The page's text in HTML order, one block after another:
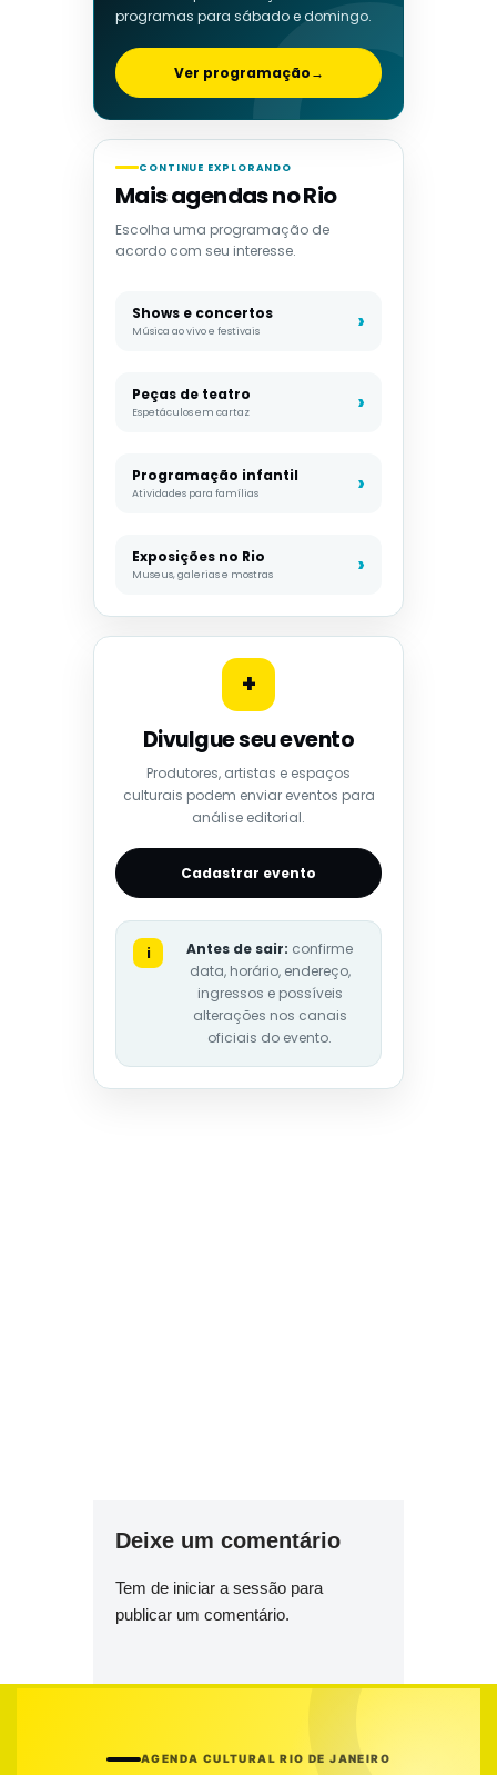
programas para sábado e domingo.
Ver programação→
CONTINUE EXPLORANDO
Mais agendas no Rio
Escolha uma programação de
acordo com seu interesse.
Shows e concertos
Música ao vivo e festivais
Peças de teatro
Espetáculos em cartaz
Programação infantil
Atividades para famílias
Exposições no Rio
Museus, galerias e mostras
+
Divulgue seu evento
Produtores, artistas e espaços
culturais podem enviar eventos para
análise editorial.
Cadastrar evento
i Antes de sair: confirme
data, horário, endereço,
ingressos e possíveis
alterações nos canais
oficiais do evento.
Deixe um comentário
Tem de iniciar a sessão para
publicar um comentário.
AGENDA CULTURAL RIO DE JANEIRO